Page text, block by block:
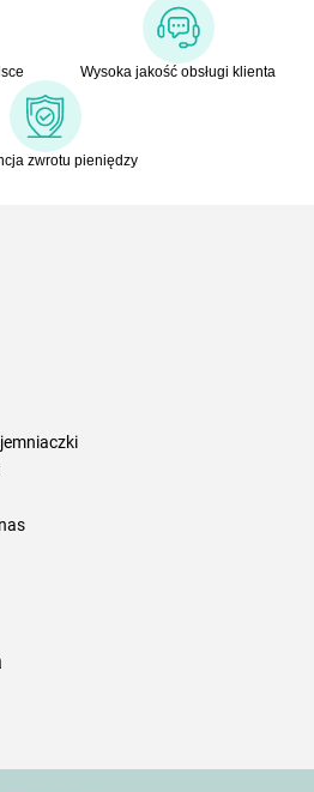
Wysoka jakość obsługi klienta
zwrotu pieniędzy